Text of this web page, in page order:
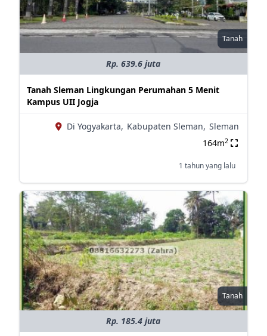
Tanah
Rp. 639.6 juta
Tanah Sleman Lingkungan Perumahan 5 Menit
Kampus UII Jogja
Di Yogyakarta, Kabupaten Sleman, Sleman
164m2
1 tahun yang lalu
Tanah
Rp. 185.4 juta